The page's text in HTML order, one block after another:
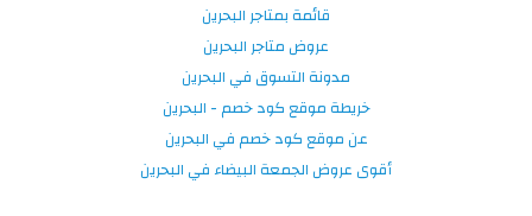
قائمة بمتاجر البحرين
عروض متاجر البحرين
مدونة التسوق في البحرين
خريطة موقع كود خصم - البحرين
عن موقع كود خصم في البحرين
أقوى عروض الجمعة البيضاء في البحرين